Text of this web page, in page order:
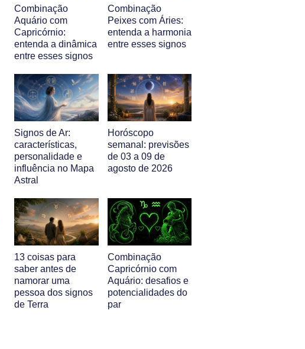
Combinação
Aquário com
Capricórnio:
entenda a dinâmica
entre esses signos
Combinação
Peixes com Áries:
entenda a harmonia
entre esses signos
Signos de Ar:
características,
personalidade e
influência no Mapa
Astral
Horóscopo
semanal: previsões
de 03 a 09 de
agosto de 2026
13 coisas para
saber antes de
namorar uma
pessoa dos signos
de Terra
Combinação
Capricórnio com
Aquário: desafios e
potencialidades do
par